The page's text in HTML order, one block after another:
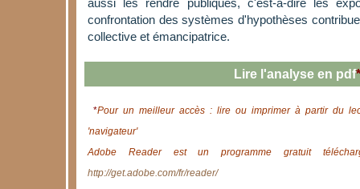
aussi les rendre publiques, c'est-à-dire les
confrontation des systèmes d'hypothèses
collective et émancipatrice.
Lire l'analyse en pdf*
*Pour un meilleur accès : lire ou imprimer à partir du
'navigateur'
Adobe Reader est un programme gratuit
http://get.adobe.com/fr/reader/